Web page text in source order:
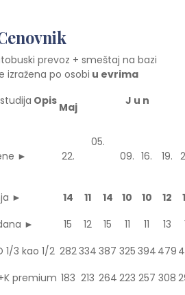
prevoz + smeštaj na bazi
izražena po osobi u evrima
Opis Maj J u n
► 22.
05.
09. 16. 19.
► 14 11 14 10 10 12
►
15 12 15 11 11 13
1/3 kao 1/2 282334 387 325 394 479
premium 183 213 264 223 257 308